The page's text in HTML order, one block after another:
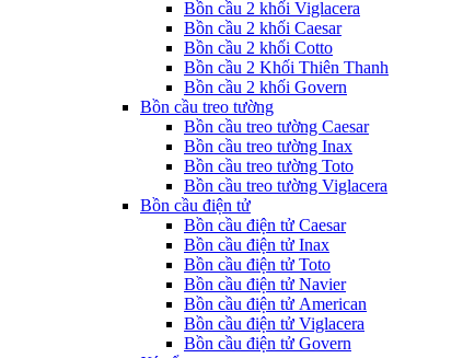
Bồn cầu 2 khối Viglacera
Bồn cầu 2 khối Caesar
Bồn cầu 2 khối Cotto
Bồn cầu 2 Khối Thiên Thanh
Bồn cầu 2 khối Govern
Bồn cầu treo tường
Bồn cầu treo tường Caesar
Bồn cầu treo tường Inax
Bồn cầu treo tường Toto
Bồn cầu treo tường Viglacera
Bồn cầu điện tử
Bồn cầu điện tử Caesar
Bồn cầu điện tử Inax
Bồn cầu điện tử Toto
Bồn cầu điện tử Navier
Bồn cầu điện tử American
Bồn cầu điện tử Viglacera
Bồn cầu điện tử Govern